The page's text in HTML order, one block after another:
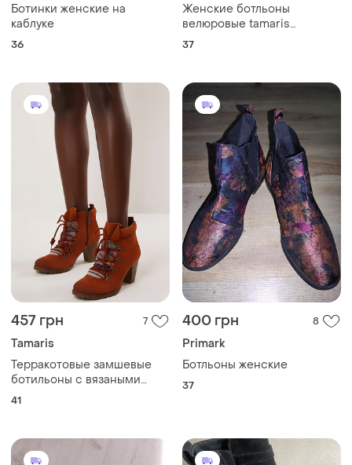
Ботинки женские на
каблуке
36
Женские ботльоны
велюровые tamaris
средний каблук
37
457 грн 7
Tamaris
Терракотовые замшевые
ботильоны с вязаными
вставками
41
400 грн 8
Primark
Ботльоны женские
37